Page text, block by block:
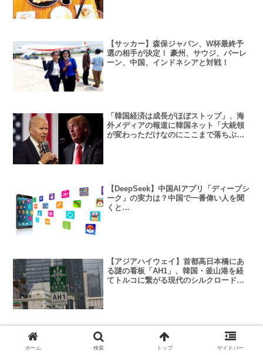
【サッカー】森保ジャパン、W杯最終予
選の相手が決定！ 豪州、サウジ、バーレ
ーン、中国、インドネシアと対戦！
「韓国経済は成長がほぼストップ」、海
外メディアの報道に韓国ネット「大統領
が変わっただけなのにここまで落ちぶれ
【DeepSeek】中国AIアプリ「ディープシ
ーク」の実力は？中国で一番偉い人を聞
くと…
【アジアハイウェイ】首都高日本橋にあ
る謎の看板「AH1」、韓国・釜山港を経
てトルコに繋がる現代のシルクロードの
【台湾】 小林製薬の紅麹原料、台湾企業
2社が輸入 関連製品の自主回収を指示
ホーム 検索 トップ サイドバー